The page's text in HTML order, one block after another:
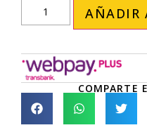
AÑADIR
COMPARTE